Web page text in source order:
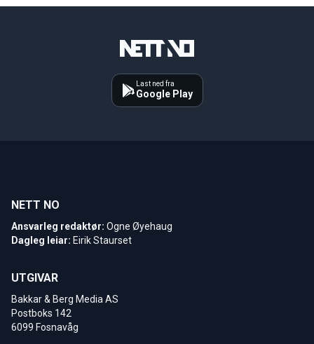
Last ned fra
Google Play
NETT NO
Ansvarleg redaktør: Ogne Øyehaug
Dagleg leiar: Eirik Staurset
UTGIVAR
Bakkar & Berg Media AS
Postboks 142
6099 Fosnavåg